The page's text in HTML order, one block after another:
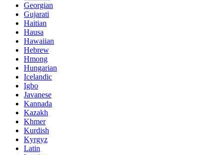
Georgian
Gujarati
Haitian
Hausa
Hawaiian
Hebrew
Hmong
Hungarian
Icelandic
Igbo
Javanese
Kannada
Kazakh
Khmer
Kurdish
Kyrgyz
Latin